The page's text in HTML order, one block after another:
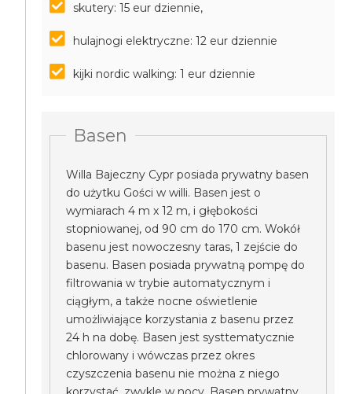
skutery: 15 eur dziennie,
hulajnogi elektryczne: 12 eur dziennie
kijki nordic walking: 1 eur dziennie
Basen
Willa Bajeczny Cypr posiada prywatny basen
do użytku Gości w willi. Basen jest o
wymiarach 4 m x 12 m, i głębokości
stopniowanej, od 90 cm do 170 cm. Wokół
basenu jest nowoczesny taras, 1 zejście do
basenu. Basen posiada prywatną pompę do
filtrowania w trybie automatycznym i
ciągłym, a także nocne oświetlenie
umożliwiające korzystania z basenu przez
24 h na dobę. Basen jest systtematycznie
chlorowany i wówczas przez okres
czyszczenia basenu nie można z niego